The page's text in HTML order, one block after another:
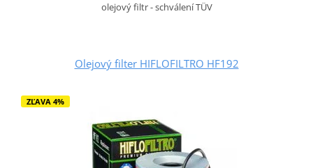
olejový filtr - schválení TÜV
Olejový filter HIFLOFILTRO HF192
ZĽAVA 4%